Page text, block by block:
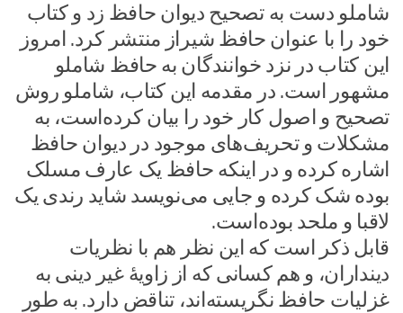
شاملو دست به تصحیح دیوان حافظ زد و کتاب
خود را با عنوان حافظ شیراز منتشر کرد. امروز
این کتاب در نزد خوانندگان به حافظ شاملو
مشهور است. در مقدمه این کتاب، شاملو روش
تصحیح و اصول کار خود را بیان کرده‌است، به
مشکلات و تحریف‌های موجود در دیوان حافظ
اشاره کرده و در اینکه حافظ یک عارف مسلک
بوده شک کرده و جایی می‌نویسد شاید رندی یک
لاقبا و ملحد بوده‌است.
قابل ذکر است که این نظر هم با نظریات
دینداران، و هم کسانی که از زاویهٔ غیر دینی به
غزلیات حافظ نگریسته‌اند، تناقض دارد. به طور